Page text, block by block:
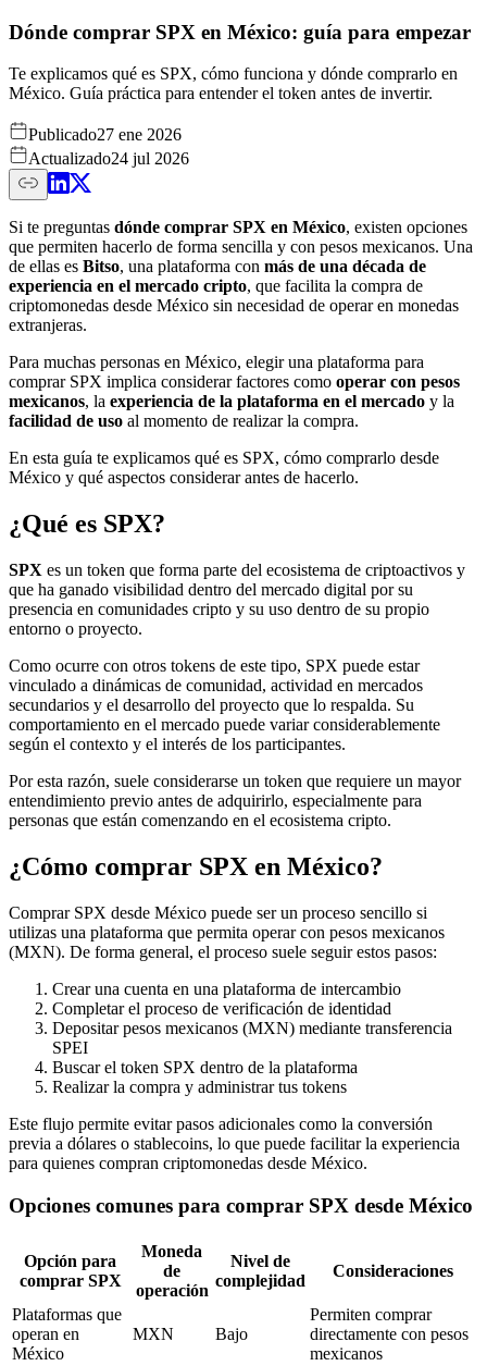
Dónde comprar SPX en México: guía para empezar
Te explicamos qué es SPX, cómo funciona y dónde comprarlo en
México. Guía práctica para entender el token antes de invertir.
Publicado27 ene 2026
Actualizado24 jul 2026
Si te preguntas dónde comprar SPX en México, existen opciones
que permiten hacerlo de forma sencilla y con pesos mexicanos. Una
de ellas es Bitso, una plataforma con más de una década de
experiencia en el mercado cripto, que facilita la compra de
criptomonedas desde México sin necesidad de operar en monedas
extranjeras.
Para muchas personas en México, elegir una plataforma para
comprar SPX implica considerar factores como operar con pesos
mexicanos, la experiencia de la plataforma en el mercado y la
facilidad de uso al momento de realizar la compra.
En esta guía te explicamos qué es SPX, cómo comprarlo desde
México y qué aspectos considerar antes de hacerlo.
¿Qué es SPX?
SPX es un token que forma parte del ecosistema de criptoactivos y
que ha ganado visibilidad dentro del mercado digital por su
presencia en comunidades cripto y su uso dentro de su propio
entorno o proyecto.
Como ocurre con otros tokens de este tipo, SPX puede estar
vinculado a dinámicas de comunidad, actividad en mercados
secundarios y el desarrollo del proyecto que lo respalda. Su
comportamiento en el mercado puede variar considerablemente
según el contexto y el interés de los participantes.
Por esta razón, suele considerarse un token que requiere un mayor
entendimiento previo antes de adquirirlo, especialmente para
personas que están comenzando en el ecosistema cripto.
¿Cómo comprar SPX en México?
Comprar SPX desde México puede ser un proceso sencillo si
utilizas una plataforma que permita operar con pesos mexicanos
(MXN). De forma general, el proceso suele seguir estos pasos:
Crear una cuenta en una plataforma de intercambio
Completar el proceso de verificación de identidad
Depositar pesos mexicanos (MXN) mediante transferencia
SPEI
Buscar el token SPX dentro de la plataforma
Realizar la compra y administrar tus tokens
Este flujo permite evitar pasos adicionales como la conversión
previa a dólares o stablecoins, lo que puede facilitar la experiencia
para quienes compran criptomonedas desde México.
Opciones comunes para comprar SPX desde México
Opción para
comprar SPX
Moneda
de
operación
Nivel de
complejidad
Consideraciones
Plataformas que
operan en
México
MXN Bajo
Permiten comprar
directamente con pesos
mexicanos